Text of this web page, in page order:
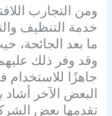
ومن التجارب
خدمة التنظيف
ما بعد الجائحة،
وقد وفر ذلك
جاهزًا للاستخدام
البعض الآخر أشاد
تقدمها بعض